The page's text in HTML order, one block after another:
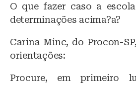
O que fazer caso a
determinações acima?a?
Carina Minc, do Procon-
orientações:
Procure, em primeiro